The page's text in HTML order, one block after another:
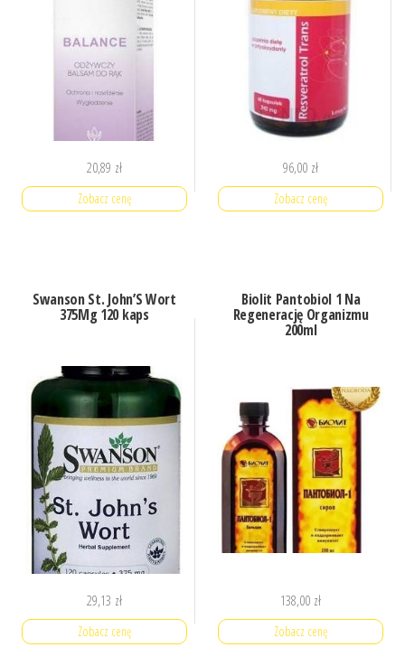
20,89 zł
Zobacz cenę
96,00 zł
Zobacz cenę
Swanson St. John’S Wort
375Mg 120 kaps
29,13 zł
Zobacz cenę
Biolit Pantobiol 1 Na
Regenerację Organizmu
200ml
138,00 zł
Zobacz cenę